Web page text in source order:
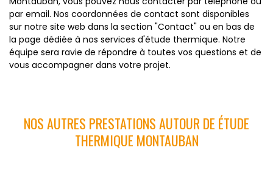
par email. Nos coordonnées de contact sont disponibles
sur notre site web dans la section "Contact" ou en bas de
la page dédiée à nos services d'étude thermique. Notre
équipe sera ravie de répondre à toutes vos questions et de
vous accompagner dans votre projet.
NOS AUTRES PRESTATIONS AUTOUR DE ÉTUDE
THERMIQUE MONTAUBAN